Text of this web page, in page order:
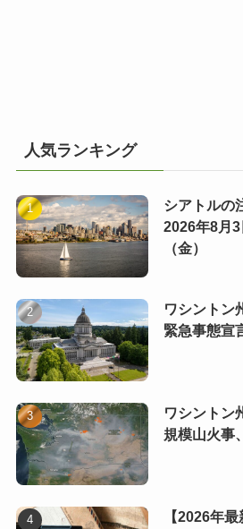
人気ランキング
シアトルの
2026年8月3
（金）
ワシントン
緊急事態宣
ワシントン
規模山火事
【2026年